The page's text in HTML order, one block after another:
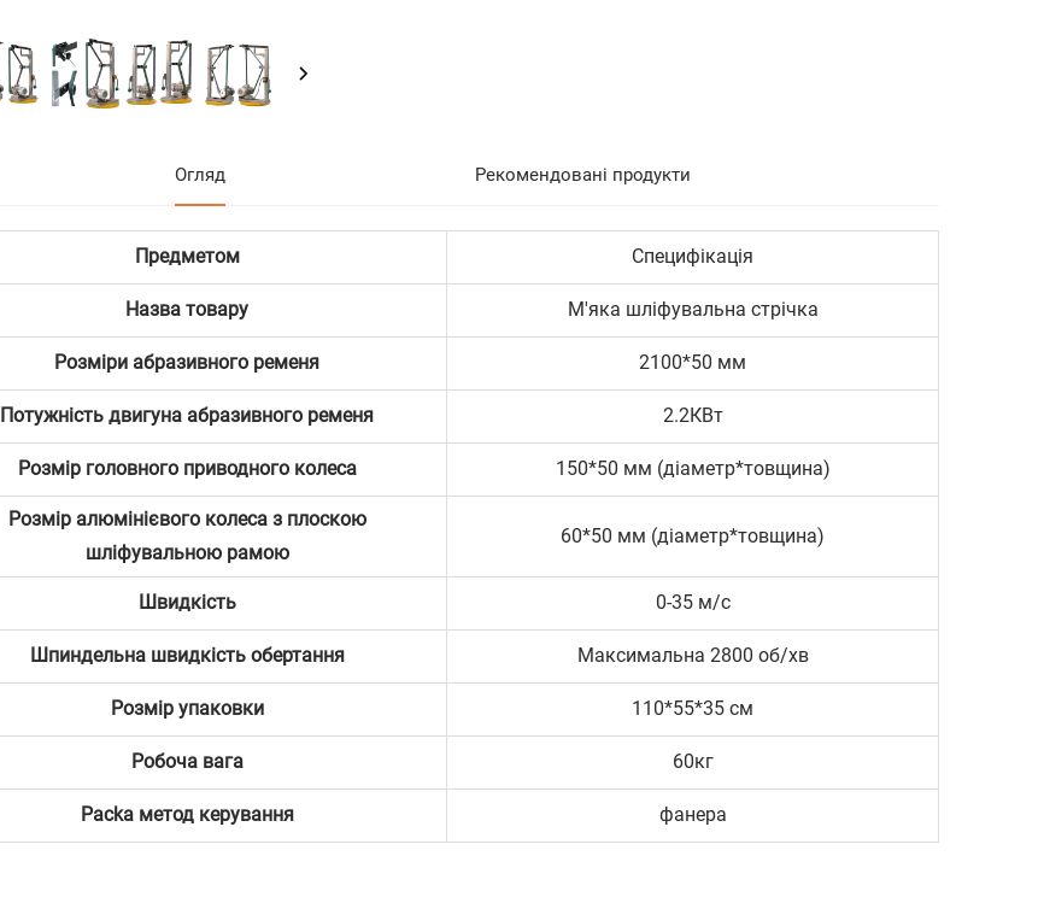
Огляд Рекомендовані продукти
Предметом Специфікація
Назва товару М'яка шліфувальна стрічка
Розміри абразивного ременя 2100*50 мм
Потужність двигуна абразивного ременя 2.2КВт
Розмір головного приводного колеса 150*50 мм (діаметр*товщина)
Розмір алюмінієвого колеса з плоскою
шліфувальною рамою
60*50 мм (діаметр*товщина)
Швидкість 0-35 м/с
Шпиндельна швидкість обертання Максимальна 2800 об/хв
Розмір упаковки 110*55*35 см
Робоча вага 60кг
Packa метод керування фанера